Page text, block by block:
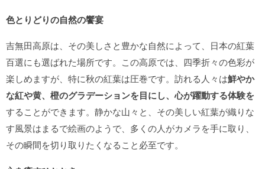
色とりどりの自然の饗宴
吉無田高原は、その美しさと豊かな自然によって、日本の紅葉
百選にも選ばれた場所です。この高原では、四季折々の色彩が
楽しめますが、特に秋の紅葉は圧巻です。訪れる人々は鮮やか
な紅や黄、橙のグラデーションを目にし、心が躍動する体験を
することができます。静かな山々と、その美しい紅葉が織りな
す風景はまるで絵画のようで、多くの人がカメラを手に取り、
その瞬間を切り取りたくなること必至です。